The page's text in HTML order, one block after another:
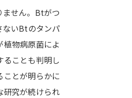
受験準備
校・出願校を調べる
ません。Btがつ
ないBtのタンパ
物病原菌によ
ことも判明し
ことが明らかに
研究が続けられ